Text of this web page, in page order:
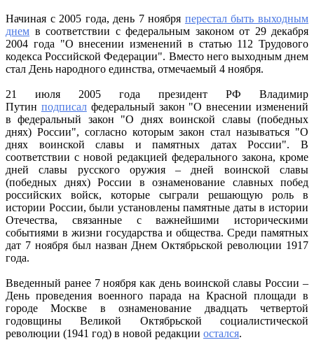
Начиная с 2005 года, день 7 ноября перестал быть выходным
днем в соответствии с федеральным законом от 29 декабря
2004 года "О внесении изменений в статью 112 Трудового
кодекса Российской Федерации". Вместо него выходным днем
стал День народного единства, отмечаемый 4 ноября.
21 июля 2005 года президент РФ Владимир
Путин подписалфедеральный закон "О внесении изменений
в федеральный закон "О днях воинской славы (победных
днях) России", согласно которым закон стал называться "О
днях воинской славы и памятных датах России". В
соответствии с новой редакцией федерального закона, кроме
дней славы русского оружия – дней воинской славы
(победных днях) России в ознаменование славных побед
российских войск, которые сыграли решающую роль в
истории России, были установлены памятные даты в истории
Отечества, связанные с важнейшими историческими
событиями в жизни государства и общества. Среди памятных
дат 7 ноября был назван Днем Октябрьской революции 1917
года.
Введенный ранее 7 ноября как день воинской славы России –
День проведения военного парада на Красной площади в
городе Москве в ознаменование двадцать четвертой
годовщины Великой Октябрьской социалистической
революции (1941 год) в новой редакции остался.